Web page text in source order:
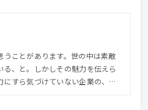
ことがあります。世の中は素敵
、と。しかしその魅力を伝えら
すら気づけていない企業の、な